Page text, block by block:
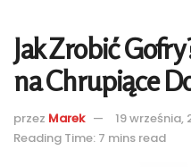
Jak Zrobić
na Chrupiące
przez Marek
19 września,
Reading Time: 7 mins read